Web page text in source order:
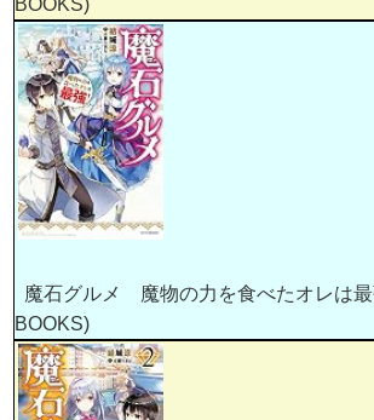
BOOKS)
魔石グルメ 魔物の力を食べたオレは最
BOOKS)